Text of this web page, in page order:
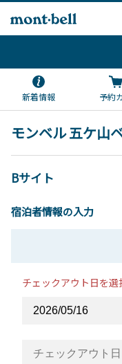
新着情報 予約
モンベル 五ケ山
Bサイト
宿泊者情報の入力
チェックアウト日を選